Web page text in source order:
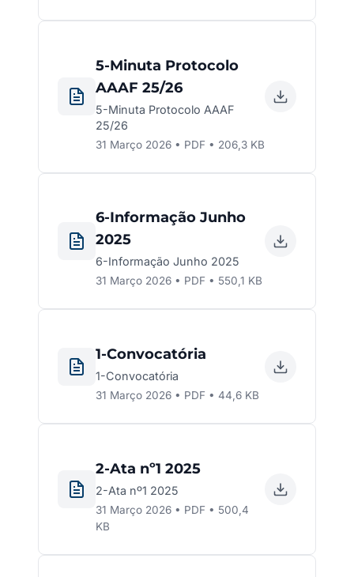
5-Minuta Protocolo
AAAF 25/26
5-Minuta Protocolo AAAF
25/26
31 Março 2026 • PDF • 206,3 KB
6-Informação Junho
2025
6-Informação Junho 2025
31 Março 2026 • PDF • 550,1 KB
1-Convocatória
1-Convocatória
31 Março 2026 • PDF • 44,6 KB
2-Ata nº1 2025
2-Ata nº1 2025
31 Março 2026 • PDF • 500,4
KB